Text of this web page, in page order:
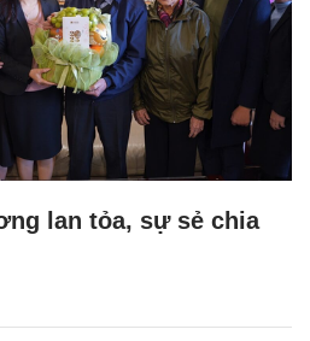
lan tỏa, sự sẻ chia